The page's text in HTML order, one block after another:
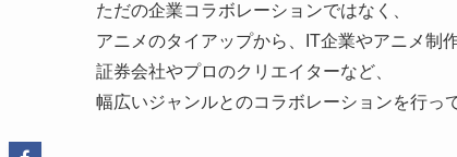
ただの企業コラボレーションではなく、
アニメのタイアップから、IT企業やアニメ制作
証券会社やプロのクリエイターなど、
幅広いジャンルとのコラボレーションを行っ